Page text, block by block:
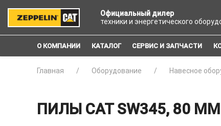
Официальный дилер
техники и энергетического
О КОМПАНИИ КАТАЛОГ СЕРВИС И ЗАПЧАСТИ
Главная Оборудование Навесное
ПИЛЫ CAT SW345, 80